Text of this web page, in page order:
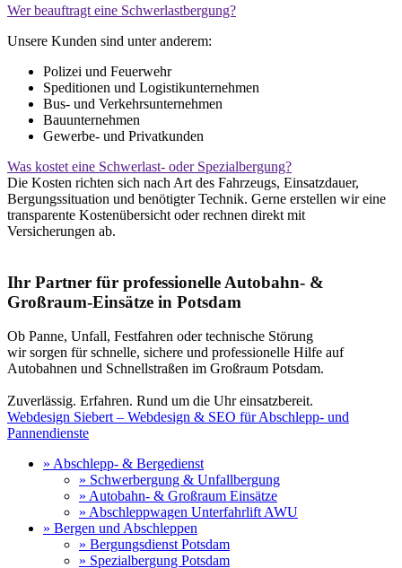
Wer beauftragt eine Schwerlastbergung?
Unsere Kunden sind unter anderem:
Polizei und Feuerwehr
Speditionen und Logistikunternehmen
Bus- und Verkehrsunternehmen
Bauunternehmen
Gewerbe- und Privatkunden
Was kostet eine Schwerlast- oder Spezialbergung?
Die Kosten richten sich nach Art des Fahrzeugs, Einsatzdauer,
Bergungssituation und benötigter Technik. Gerne erstellen wir eine
transparente Kostenübersicht oder rechnen direkt mit
Versicherungen ab.
Ihr Partner für professionelle Autobahn- &
Großraum-Einsätze in Potsdam
Ob Panne, Unfall, Festfahren oder technische Störung
wir sorgen für schnelle, sichere und professionelle Hilfe auf
Autobahnen und Schnellstraßen im Großraum Potsdam.
Zuverlässig. Erfahren. Rund um die Uhr einsatzbereit.
Webdesign Siebert – Webdesign & SEO für Abschlepp- und
Pannendienste
» Abschlepp- & Bergedienst
» Schwerbergung & Unfallbergung
» Autobahn- & Großraum Einsätze
» Abschleppwagen Unterfahrlift AWU
» Bergen und Abschleppen
» Bergungsdienst Potsdam
» Spezialbergung Potsdam